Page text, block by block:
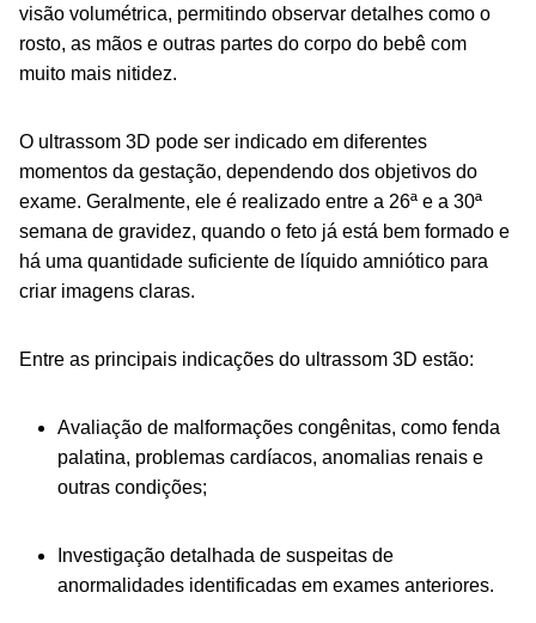
visão volumétrica, permitindo observar detalhes como o
rosto, as mãos e outras partes do corpo do bebê com
muito mais nitidez.
O ultrassom 3D pode ser indicado em diferentes
momentos da gestação, dependendo dos objetivos do
exame. Geralmente, ele é realizado entre a 26ª e a 30ª
semana de gravidez, quando o feto já está bem formado e
há uma quantidade suficiente de líquido amniótico para
criar imagens claras.
Entre as principais indicações do ultrassom 3D estão:
Avaliação de malformações congênitas, como fenda
palatina, problemas cardíacos, anomalias renais e
outras condições;
Investigação detalhada de suspeitas de
anormalidades identificadas em exames anteriores.